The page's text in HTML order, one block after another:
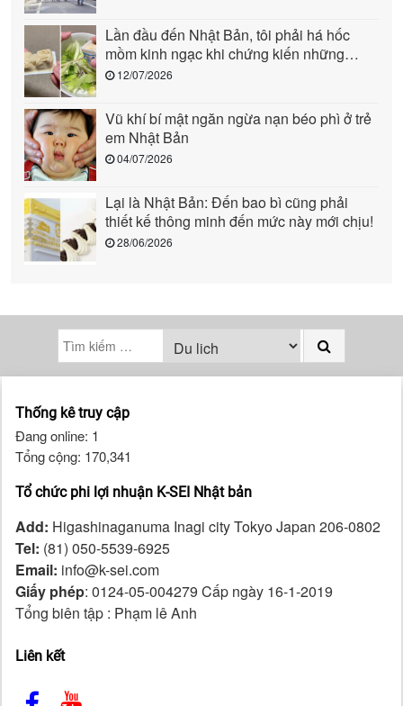
Lần đầu đến Nhật Bản, tôi phải há hốc
mồm kinh ngạc khi chứng kiến những
cảnh này: Quả là “quốc gia đến từ tương
12/07/2026
Vũ khí bí mật ngăn ngừa nạn béo phì ở trẻ
em Nhật Bản
04/07/2026
Lại là Nhật Bản: Đến bao bì cũng phải
thiết kế thông minh đến mức này mới chịu!
28/06/2026
Thống kê truy cập
Đang online: 1
Tổng cộng: 170,341
Tổ chức phi lợi nhuận K-SEI Nhật bản
Add: Higashinaganuma Inagi city Tokyo Japan 206-0802
Tel: (81) 050-5539-6925
Email: info@k-sei.com
Giấy phép: 0124-05-004279 Cấp ngày 16-1-2019
Tổng biên tập : Phạm lê Anh
Liên kết